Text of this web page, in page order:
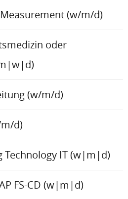
(w/m/d)
oder
(w/m/d)
d)
Technology IT (w|m|d)
FS-CD (w|m|d)